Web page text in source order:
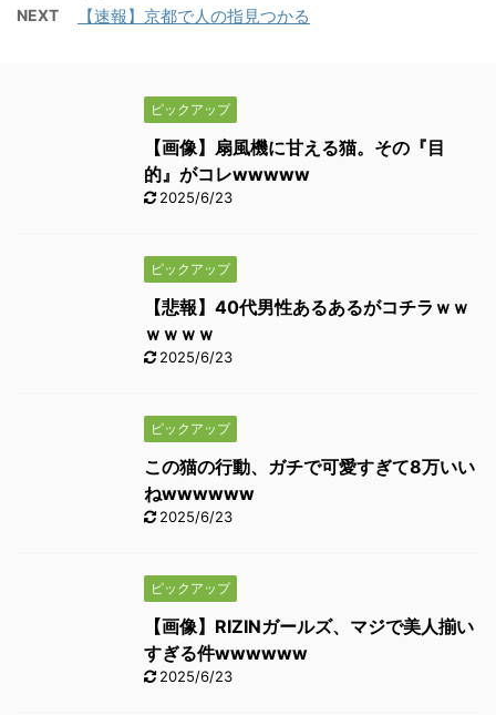
NEXT 【速報】京都で人の指見つかる
ピックアップ
【画像】扇風機に甘える猫。その『目
的』がコレwwwww
2025/6/23
ピックアップ
【悲報】40代男性あるあるがコチラｗｗ
ｗｗｗｗ
2025/6/23
ピックアップ
この猫の行動、ガチで可愛すぎて8万いい
ねwwwwww
2025/6/23
ピックアップ
【画像】RIZINガールズ、マジで美人揃い
すぎる件wwwwww
2025/6/23